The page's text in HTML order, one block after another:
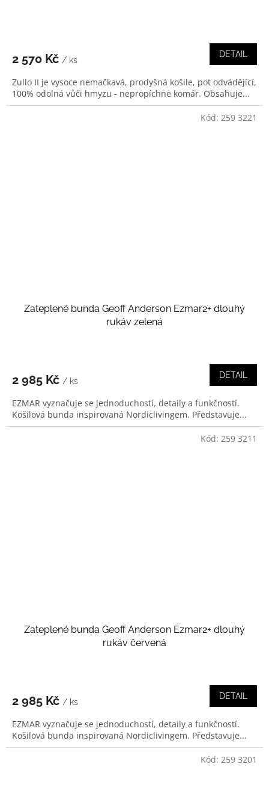
2 570 Kč / ks
DETAIL
Zullo II je vysoce nemačkavá, prodyšná košile, pot odvádějící,
100% odolná vůči hmyzu - nepropíchne komár. Obsahuje...
Zateplené bunda Geoff Anderson Ezmar2+ dlouhý
rukáv zelená
2 985 Kč / ks
DETAIL
EZMAR vyznačuje se jednoduchostí, detaily a funkčností.
Košilová bunda inspirovaná Nordiclivingem. Představuje...
Kód: 259 3221
Zateplené bunda Geoff Anderson Ezmar2+ dlouhý
rukáv červená
2 985 Kč / ks
DETAIL
EZMAR vyznačuje se jednoduchostí, detaily a funkčností.
Košilová bunda inspirovaná Nordiclivingem. Představuje...
Kód: 259 3211
Kód: 259 3201